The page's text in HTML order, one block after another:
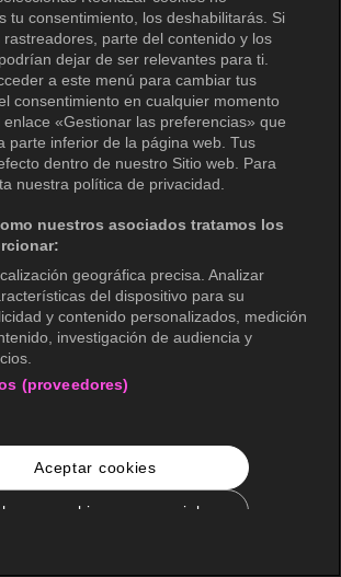
tu consentimiento, los deshabilitarás. Si
parte del contenido y los
dejar de ser relevantes para ti.
a este menú para cambiar tus
consentimiento en cualquier momento
«Gestionar las preferencias» que
parte inferior de la página web. Tus
dentro de nuestro Sitio web. Para
nuestra política de privacidad.
nuestros asociados tratamos los
geográfica precisa. Analizar
del dispositivo para su
y contenido personalizados, medición
investigación de audiencia y
(proveedores)
Aceptar cookies
cookies no esenciales